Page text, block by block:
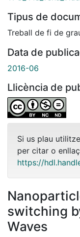
Tipus de
Treball de fi de
Data de
2016-06
Llicència de
Si us plau
per citar o
https://
switching
Waves